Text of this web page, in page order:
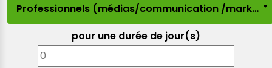
Professionnels (médias/communication /marketing)
pour une durée de jour(s)